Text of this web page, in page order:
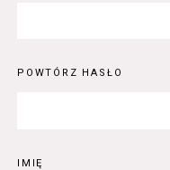
POWTÓRZ HASŁO
IMIĘ